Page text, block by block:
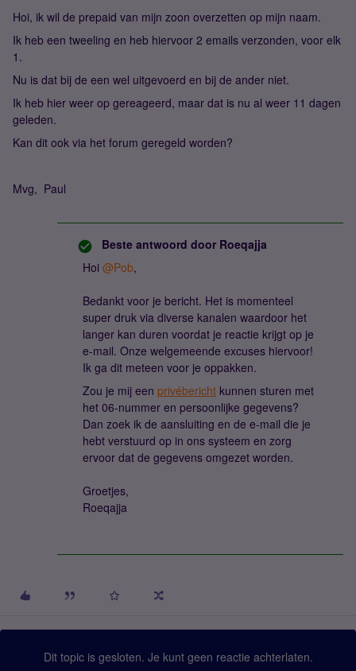
Hoi, ik wil de prepaid van mijn zoon overzetten op mijn naam.
Ik heb een tweeling en heb hiervoor 2 emails verzonden, voor elk
1.
Nu is dat bij de een wel uitgevoerd en bij de ander niet.
Ik heb hier weer op gereageerd, maar dat is nu al weer 11 dagen
geleden.
Kan dit ook via het forum geregeld worden?
Mvg, Paul
Beste antwoord door Roeqajja
Hoi @Pob,
Bedankt voor je bericht. Het is momenteel
super druk via diverse kanalen waardoor het
langer kan duren voordat je reactie krijgt op je
e-mail. Onze welgemeende excuses hiervoor!
Ik ga dit meteen voor je oppakken.
Zou je mij een privébericht kunnen sturen met
het 06-nummer en persoonlijke gegevens?
Dan zoek ik de aansluiting en de e-mail die je
hebt verstuurd op in ons systeem en zorg
ervoor dat de gegevens omgezet worden.
Groetjes,
Roeqajja
Dit topic is gesloten. Je kunt geen reactie achterlaten.